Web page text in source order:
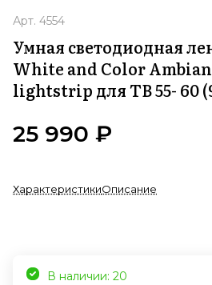
Арт. 4554
Умная светодиодная
White and Color
lightstrip для ТВ 55- 60
25 990 ₽
ХарактеристикиОписание
В наличии: 20